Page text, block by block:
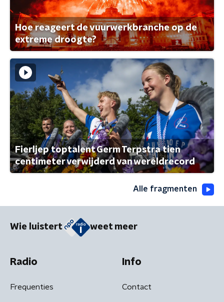
Hoe reageert de vuurwerkbranche op de
extreme droogte?
Fierljep toptalent Germ Terpstra tien
centimeter verwijderd van wereldrecord
Alle fragmenten
Wie luistert weet meer
Radio
Frequenties
Info
Contact